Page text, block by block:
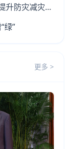
李强在河北唐山调研慰问时强调 持续提升防灾减灾救灾能力 切实保障人民群众生命财产安全
绿”
更多 >